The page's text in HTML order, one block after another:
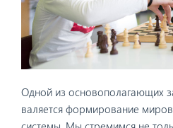
Одной из основополагающих
валяется формирование